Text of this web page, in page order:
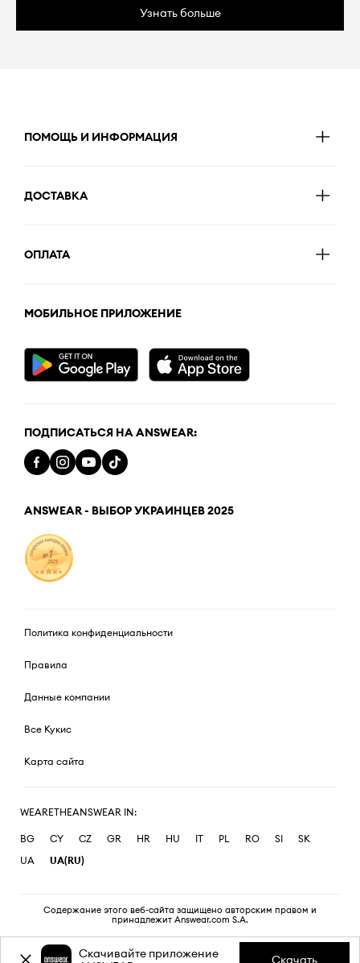
Узнать больше
ПОМОЩЬ И ИНФОРМАЦИЯ
ДОСТАВКА
ОПЛАТА
МОБИЛЬНОЕ ПРИЛОЖЕНИЕ
ПОДПИСАТЬСЯ НА ANSWEAR:
ANSWEAR - ВЫБОР УКРАИНЦЕВ 2025
Политика конфиденциальности
Правила
Данные компании
Все Кукис
Карта сайта
WEARETHEANSWEAR IN:
BG CY CZ GR HR HU IT PL RO SI
SK
UA
UA(RU)
Содержание этого веб-сайта защищено авторским правом и
принадлежит Answear.com S.A.
Скачивайте приложение
Скачать